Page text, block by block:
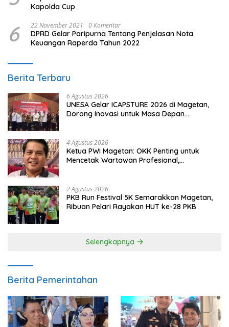
Kapolda Cup
6 22 November 2021 0 Komentar
DPRD Gelar Paripurna Tentang Penjelasan Nota
Keuangan Raperda Tahun 2022
Berita Terbaru
6 Agustus 2026
UNESA Gelar ICAPSTURE 2026 di Magetan,
Dorong Inovasi untuk Masa Depan
4 Agustus 2026
Ketua PWI Magetan: OKK Penting untuk
Mencetak Wartawan Profesional,
2 Agustus 2026
PKB Run Festival 5K Semarakkan Magetan,
Ribuan Pelari Rayakan HUT ke-28 PKB
Selengkapnya
Berita Pemerintahan